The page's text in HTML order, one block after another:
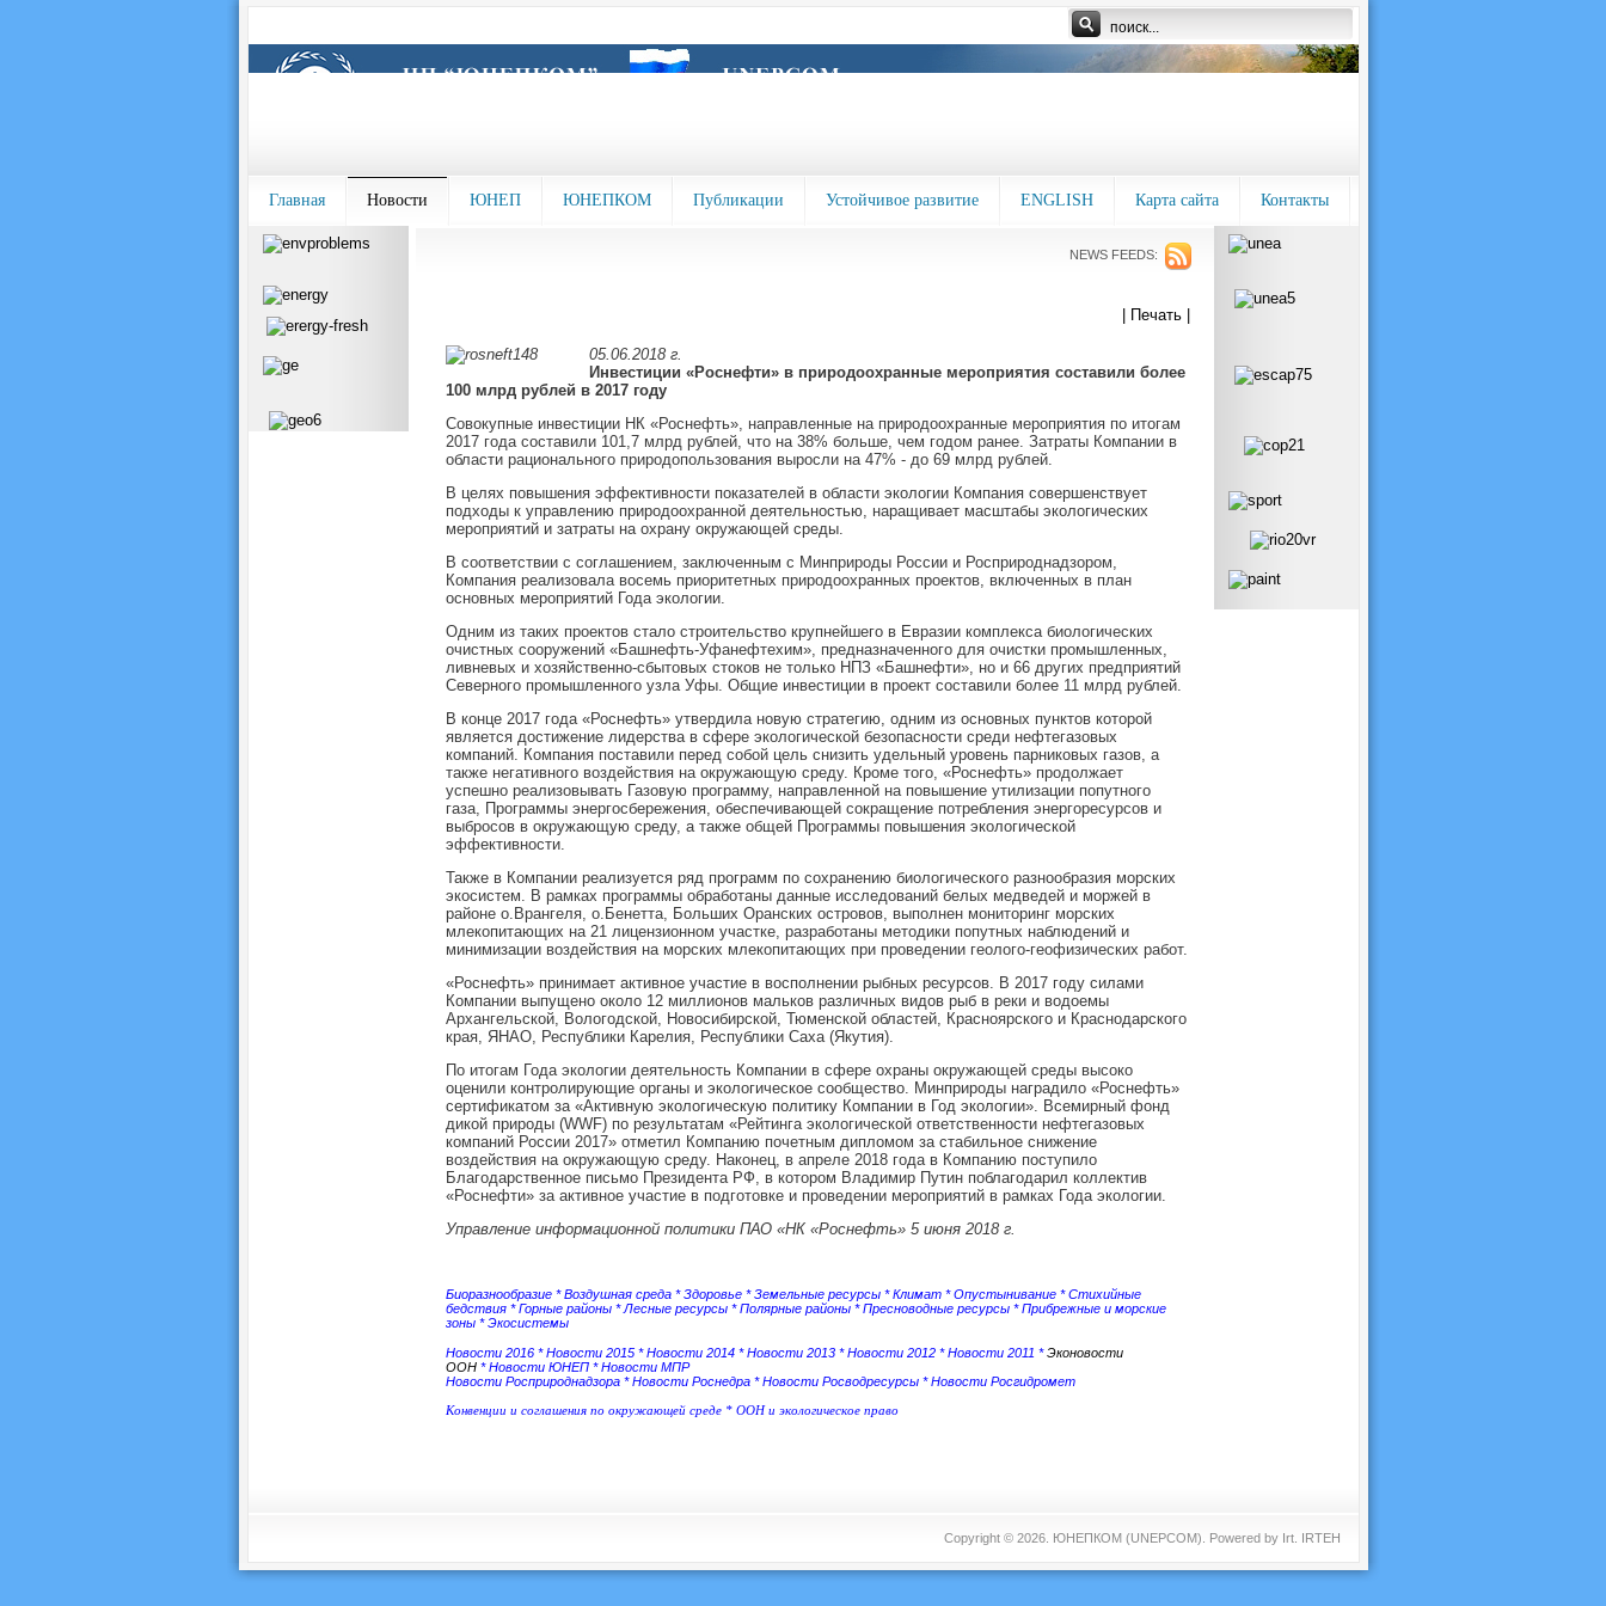
Главная Новости ЮНЕП ЮНЕПКОМ Публикации Устойчивое развитие ENGLISH Карта сайта Контакты
NEWS FEEDS:
| Печать |
05.06.2018 г.
Инвестиции «Роснефти» в природоохранные мероприятия составили более
100 млрд рублей в 2017 году
Совокупные инвестиции НК «Роснефть», направленные на природоохранные мероприятия по итогам
2017 года составили 101,7 млрд рублей, что на 38% больше, чем годом ранее. Затраты Компании в
области рационального природопользования выросли на 47% - до 69 млрд рублей.
В целях повышения эффективности показателей в области экологии Компания совершенствует
подходы к управлению природоохранной деятельностью, наращивает масштабы экологических
мероприятий и затраты на охрану окружающей среды.
В соответствии с соглашением, заключенным с Минприроды России и Росприроднадзором,
Компания реализовала восемь приоритетных природоохранных проектов, включенных в план
основных мероприятий Года экологии.
Одним из таких проектов стало строительство крупнейшего в Евразии комплекса биологических
очистных сооружений «Башнефть-Уфанефтехим», предназначенного для очистки промышленных,
ливневых и хозяйственно-сбытовых стоков не только НПЗ «Башнефти», но и 66 других предприятий
Северного промышленного узла Уфы. Общие инвестиции в проект составили более 11 млрд рублей.
В конце 2017 года «Роснефть» утвердила новую стратегию, одним из основных пунктов которой
является достижение лидерства в сфере экологической безопасности среди нефтегазовых
компаний. Компания поставили перед собой цель снизить удельный уровень парниковых газов, а
также негативного воздействия на окружающую среду. Кроме того, «Роснефть» продолжает
успешно реализовывать Газовую программу, направленной на повышение утилизации попутного
газа, Программы энергосбережения, обеспечивающей сокращение потребления энергоресурсов и
выбросов в окружающую среду, а также общей Программы повышения экологической
эффективности.
Также в Компании реализуется ряд программ по сохранению биологического разнообразия морских
экосистем. В рамках программы обработаны данные исследований белых медведей и моржей в
районе о.Врангеля, о.Бенетта, Больших Оранских островов, выполнен мониторинг морских
млекопитающих на 21 лицензионном участке, разработаны методики попутных наблюдений и
минимизации воздействия на морских млекопитающих при проведении геолого-геофизических работ.
«Роснефть» принимает активное участие в восполнении рыбных ресурсов. В 2017 году силами
Компании выпущено около 12 миллионов мальков различных видов рыб в реки и водоемы
Архангельской, Вологодской, Новосибирской, Тюменской областей, Красноярского и Краснодарского
края, ЯНАО, Республики Карелия, Республики Саха (Якутия).
По итогам Года экологии деятельность Компании в сфере охраны окружающей среды высоко
оценили контролирующие органы и экологическое сообщество. Минприроды наградило «Роснефть»
сертификатом за «Активную экологическую политику Компании в Год экологии». Всемирный фонд
дикой природы (WWF) по результатам «Рейтинга экологической ответственности нефтегазовых
компаний России 2017» отметил Компанию почетным дипломом за стабильное снижение
воздействия на окружающую среду. Наконец, в апреле 2018 года в Компанию поступило
Благодарственное письмо Президента РФ, в котором Владимир Путин поблагодарил коллектив
«Роснефти» за активное участие в подготовке и проведении мероприятий в рамках Года экологии.
Управление информационной политики ПАО «НК «Роснефть» 5 июня 2018 г.
Биоразнообразие *Воздушная среда *Здоровье *Земельные ресурсы *Климат *Опустынивание *Стихийные
бедствия *Горные районы *Лесные ресурсы *Полярные районы *Пресноводные ресурсы *Прибрежные и морские
зоны *Экосистемы
Новости 2016*Новости 2015*Новости 2014*Новости 2013 *Новости 2012*Новости 2011 *Эконовости
ООН *Новости ЮНЕП*Новости МПР
Новости Росприроднадзора*Новости Роснедра*Новости Росводресурсы*Новости Росгидромет
Конвенции и соглашения по окружающей среде* ООН и экологическое право
Copyright © 2026. ЮНЕПКОМ (UNEPCOM). Powered by Irt. IRTEH